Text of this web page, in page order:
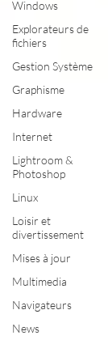
Windows
Explorateurs de
fichiers
Gestion Système
Graphisme
Hardware
Internet
Lightroom &
Photoshop
Linux
Loisir et
divertissement
Mises à jour
Multimedia
Navigateurs
News